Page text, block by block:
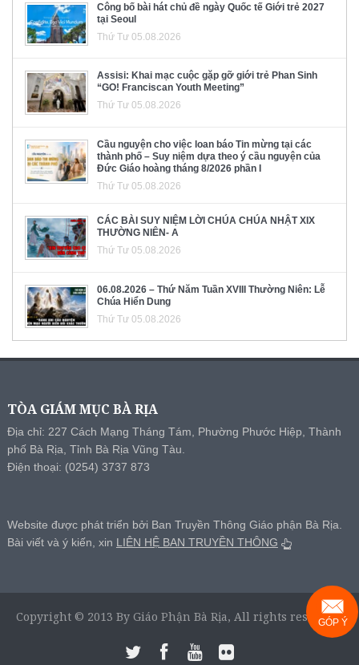
Công bố bài hát chủ đề ngày Quốc tế Giới trẻ 2027
tại Seoul
Thứ Tư 05.08.2026
Assisi: Khai mạc cuộc gặp gỡ giới trẻ Phan Sinh
“GO! Franciscan Youth Meeting”
Thứ Tư 05.08.2026
Cầu nguyện cho việc loan báo Tin mừng tại các
thành phố – Suy niệm dựa theo ý cầu nguyện của
Đức Giáo hoàng tháng 8/2026 phần I
Thứ Tư 05.08.2026
CÁC BÀI SUY NIỆM LỜI CHÚA CHÚA NHẬT XIX
THƯỜNG NIÊN- A
Thứ Tư 05.08.2026
06.08.2026 – Thứ Năm Tuần XVIII Thường Niên: Lễ
Chúa Hiển Dung
Thứ Tư 05.08.2026
TÒA GIÁM MỤC BÀ RỊA
Địa chỉ: 227 Cách Mạng Tháng Tám, Phường Phước Hiệp, Thành
phố Bà Rịa, Tỉnh Bà Rịa Vũng Tàu.
Điện thoại: (0254) 3737 873
Website được phát triển bởi Ban Truyền Thông Giáo phận Bà Rịa.
Bài viết và ý kiến, xin LIÊN HỆ BAN TRUYỀN THÔNG
Copyright © 2013 By Giáo Phận Bà Rịa, All rights reserved.
GÓP Ý